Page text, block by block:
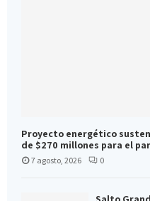
Proyecto energético
de $270 millones para el
7 agosto, 2026 0